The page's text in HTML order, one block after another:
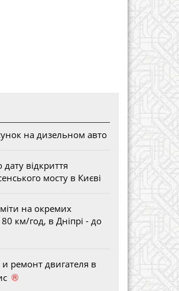
на дизельном авто
відкриття
мосту в Києві
на окремих
км/год, в Дніпрі - до
ремонт двигателя в
®